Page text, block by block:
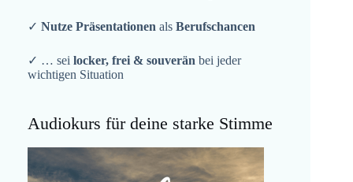
✓ Nutze Präsentationen als Berufschancen
✓ … sei locker, frei & souverän bei jeder
wichtigen Situation
Audiokurs für deine starke Stimme